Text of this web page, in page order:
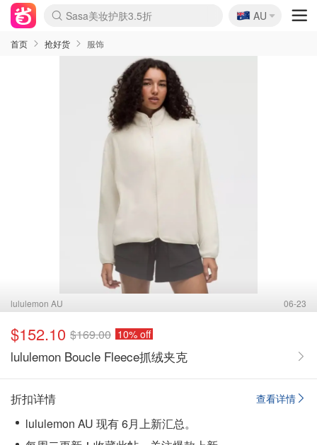
lululemon折扣上新
Sasa美妆护肤3.5折
SSENSE年中3折
FreshBeauty好价汇总
Cettire降价+叠9折
WWS Coles超市实拍
viagogo二手票捡漏
Myer超级周末1折
The Outnet奢牌1折起
David Jones 3折起
Flannels大牌1折
Perfumes Club护肤1折
AMIRO返校季6.2折
Amazon折扣汇总
eToro入金$200送$50
Amazon数码好物
ICONIC本周7.5折
ThedoubleF高奢地板价
Moose Knuckles 6折
丝芙兰5折起
EUFY官网3.7折起
Selenichast首饰2折
Trip机票酒店促销
YSL送5件彩妆礼
Amazon家居好物
Amazon美妆护肤
雅漾大喷$8
过敏原检测盒$33
伊索独家赠50ml沐浴露
科颜氏清仓3折
SEALIFE海洋馆门票6折
丝塔芙大白罐$16
订阅Newsletter送香薰
Cult Beauty 6.8折
Harrods圣诞日历2.3折
LN-CC奢牌私促3折
d'Alba空姐喷雾$16
EVE LOM套装逆天2折
Bernardelli独家4折
Adore Beauty 6折起
CT圣诞日历
Mytheresa奢品2.7折
Luxury Escapes 9折
Currentbody美容仪9折
MOON Garden Live
Roborock扫地机3.7折
Tingo Life水杯$24
Valentino官网5折
CR洗发护发6.3折
修丽可套装7.4折
Myer彩妆2件7折
GANNI官网4.5折
Stylevana韩妆4折
Tessabit高奢8.5折
OGX洗护4折
Amazon阿德莱德次日达
卡诗8.5折+赠礼
Philips Hue灯具8折
🇦🇺
AU
首页 抢好货 服饰
lululemon AU 06-23
$152.10 $169.00 10% off
lululemon Boucle Fleece抓绒夹克
查看详情
折扣详情
lululemon AU 现有 6月上新汇总。